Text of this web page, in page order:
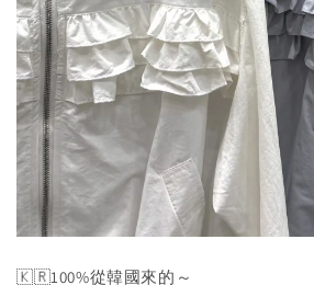
🇰🇷100%從韓國來的～